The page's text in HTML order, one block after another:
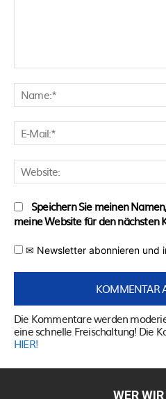
Speichern Sie meinen
meine Website für den nächsten
✉ Newsletter abonnieren und
Die Kommentare werden
eine schnelle Freischaltung! Die
HIER!
WER